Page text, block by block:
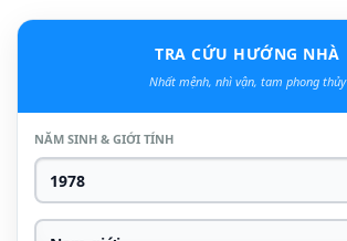
TRA CỨU HƯỚNG NHÀ
Nhất mệnh, nhì vận, tam phong thủy
NĂM SINH & GIỚI TÍNH